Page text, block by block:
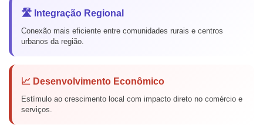
🛣️ Integração Regional
Conexão mais eficiente entre comunidades rurais e centros
urbanos da região.
📈 Desenvolvimento Econômico
Estímulo ao crescimento local com impacto direto no comércio e
serviços.